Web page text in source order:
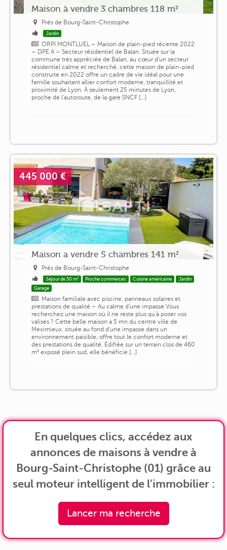
Maison à vendre 3 chambres 118 m²
Près de Bourg-Saint-Christophe
Jardin
ORPI MONTLUEL – Maison de plain-pied récente 2022
– DPE A – Secteur résidentiel de Balan. Située sur la
commune très appréciée de Balan, au cœur d'un secteur
résidentiel calme et recherché, cette maison de plain-pied
construite en 2022 offre un cadre de vie idéal pour une
famille souhaitant allier confort moderne, tranquillité et
proximité de Lyon. À seulement 25 minutes de Lyon,
proche de l'autoroute, de la gare SNCF [...]
445 000 €
Maison a vendre 5 chambres 141 m²
Près de Bourg-Saint-Christophe
Séjour de 50 m² Proche commerces Cuisine américaine
Jardin
Garage
Maison familiale avec piscine, panneaux solaires et
prestations de qualité – Au calme d'une impasse Vous
recherchez une maison où il ne reste plus qu'à poser vos
valises ? Cette belle maison à 5 mn du centre ville de
Meximieux, située au fond d'une impasse dans un
environnement paisible, offre tout le confort moderne et
des prestations de qualité. Édifiée sur un terrain clos de 460
m² exposé plein sud, elle bénéficie [...]
En quelques clics, accédez aux
annonces de maisons à vendre à
Bourg-Saint-Christophe (01) grâce au
seul moteur intelligent de l'immobilier :
Lancer ma recherche